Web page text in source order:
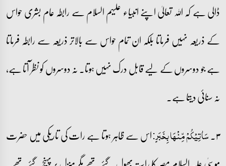
ڈالی ہے کہ اللہ تعالیٰ اپنے انبیاء علیہم السلام سے رابطہ عام بشری حواس
کے ذریعہ نہیں فرماتا بلکہ ان تمام حواس سے بالاتر ذریعہ سے رابطہ فرماتا
ہے جو دوسروں کے لیے قابل درک نہیں ہوتا۔ نہ دوسروں کو نظر آتا ہے،
نہ سنائی دیتا ہے۔
۳۔ سَاٰتِیۡکُمۡ مِّنۡہَا بِخَبَرٍ:اس سے ظاہر ہوتا ہے رات کی تاریکی میں حضرت